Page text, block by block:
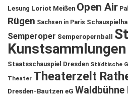
Lesung Loriot Meißen Open Air
Rügen Sachsen in Paris
Semperoper Semperopernball
Staatsschauspiel Dresden Städtische
Theater Theaterzelt
Dresden-Bautzen eG Waldbühne